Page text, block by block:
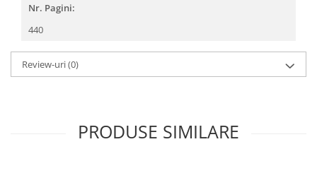
Nr. Pagini:
440
Review-uri(0)
PRODUSE SIMILARE